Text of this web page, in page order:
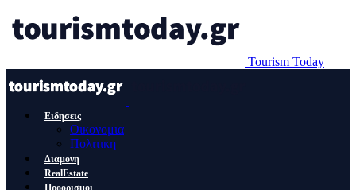
Tourism Today
Ειδησεις
Οικονομια
Πολιτικη
Διαμονη
RealEstate
Προορισμοι